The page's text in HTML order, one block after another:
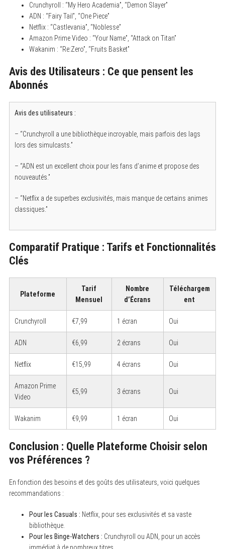
Crunchyroll : “My Hero Academia”, “Demon Slayer”
ADN : “Fairy Tail”, “One Piece”
Netflix : “Castlevania”, “Noblesse”
Amazon Prime Video : “Your Name”, “Attack on Titan”
Wakanim : “Re:Zero”, “Fruits Basket”
Avis des Utilisateurs : Ce que pensent les
Abonnés
Avis des utilisateurs :
– “Crunchyroll a une bibliothèque incroyable, mais parfois des lags
lors des simulcasts.”
– “ADN est un excellent choix pour les fans d’anime et propose des
nouveautés.”
– “Netflix a de superbes exclusivités, mais manque de certains animes
classiques.”
Comparatif Pratique : Tarifs et Fonctionnalités
Clés
Plateforme
Tarif
Mensuel
Nombre
d’Écrans
Téléchargem
ent
Crunchyroll €7,99 1 écran Oui
ADN €6,99 2 écrans Oui
Netflix €15,99 4 écrans Oui
Amazon Prime
Video
€5,99 3 écrans Oui
Wakanim €9,99 1 écran Oui
Conclusion : Quelle Plateforme Choisir selon
vos Préférences ?
En fonction des besoins et des goûts des utilisateurs, voici quelques
recommandations :
Pour les Casuals : Netflix, pour ses exclusivités et sa vaste
bibliothèque.
Pour les Binge-Watchers : Crunchyroll ou ADN, pour un accès
a
r
f
o